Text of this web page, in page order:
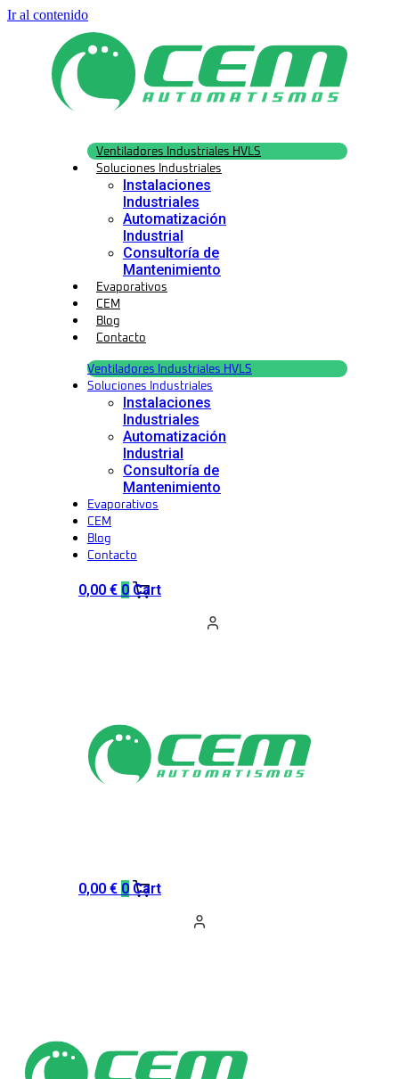
Ir al contenido
Ventiladores Industriales HVLS
Soluciones Industriales
Instalaciones
Industriales
Automatización
Industrial
Consultoría de
Mantenimiento
Evaporativos
CEM
Blog
Contacto
Ventiladores Industriales HVLS
Soluciones Industriales
Instalaciones
Industriales
Automatización
Industrial
Consultoría de
Mantenimiento
Evaporativos
CEM
Blog
Contacto
0,00 € 0 Cart
0,00 € 0 Cart